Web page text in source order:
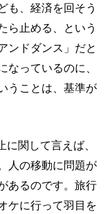
も、経済を回そう
ら止める、という
ンドダンス」だと
なっているのに、
うことは、基準が
関して言えば、
人の移動に問題が
あるのです。旅行
ケに行って羽目を